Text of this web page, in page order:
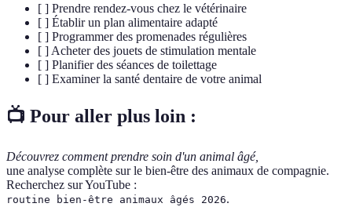
[ ] Prendre rendez-vous chez le vétérinaire
[ ] Établir un plan alimentaire adapté
[ ] Programmer des promenades régulières
[ ] Acheter des jouets de stimulation mentale
[ ] Planifier des séances de toilettage
[ ] Examiner la santé dentaire de votre animal
📺 Pour aller plus loin :
Découvrez comment prendre soin d'un animal âgé,
une analyse complète sur le bien-être des animaux de compagnie.
Recherchez sur YouTube :
routine bien-être animaux âgés 2026.